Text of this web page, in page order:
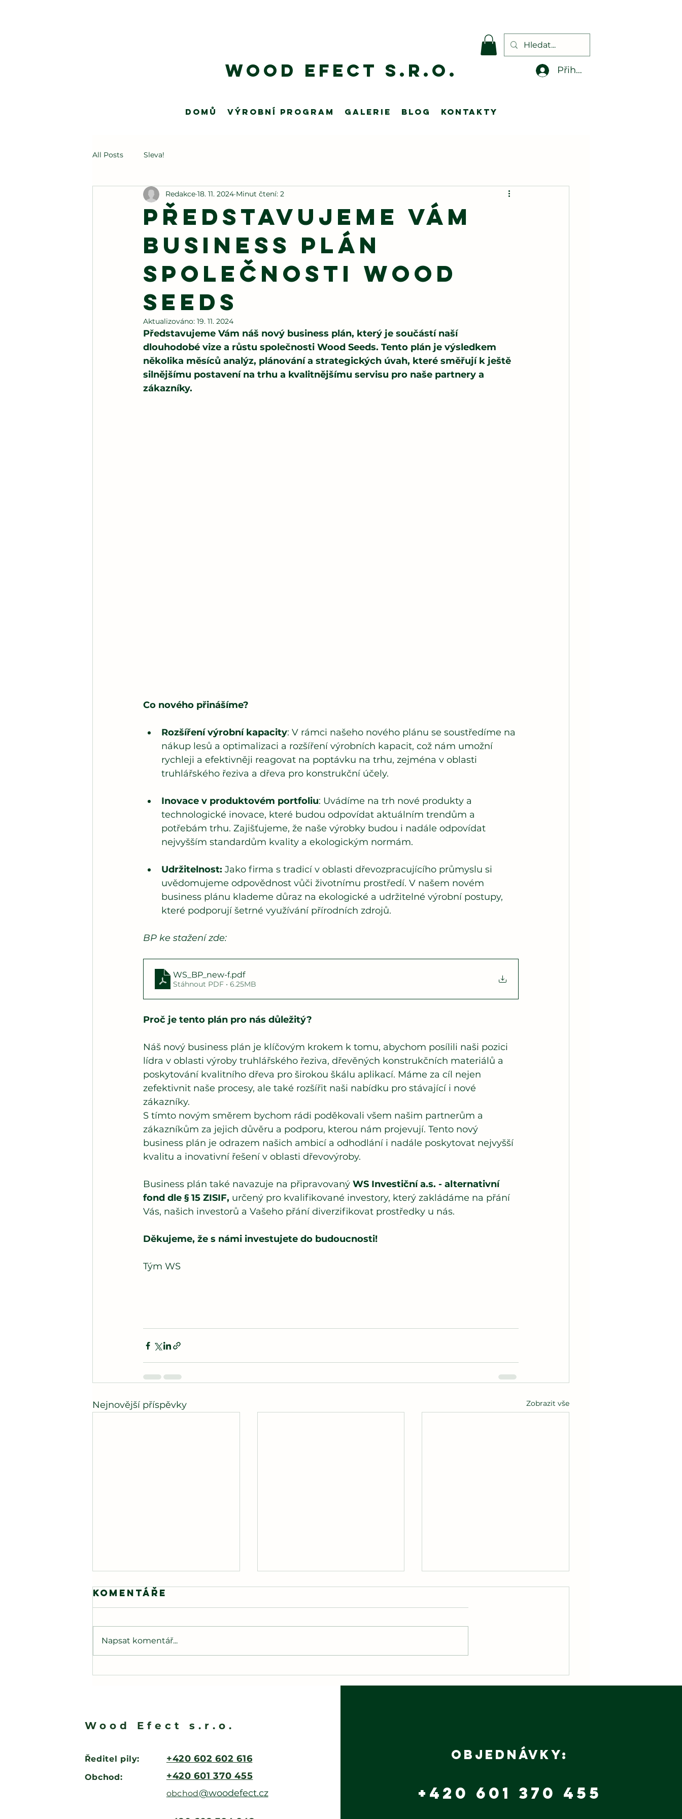
Wood Efect s.r.o. Přihlásit se
Domů VÝROBNÍ program Galerie Blog Kontakty
All Posts Sleva!
Představujeme Vám
business plán
společnosti Wood
Seeds
Redakce 18. 11. 2024 Minut čtení: 2
Aktualizováno: 19. 11. 2024
Představujeme Vám náš nový business plán, který je součástí naší
dlouhodobé vize a růstu společnosti Wood Seeds. Tento plán je výsledkem
několika měsíců analýz, plánování a strategických úvah, které směřují k ještě
silnějšímu postavení na trhu a kvalitnějšímu servisu pro naše partnery a
zákazníky.
Co nového přinášíme?
Rozšíření výrobní kapacity: V rámci našeho nového plánu se soustředíme na
nákup lesů a optimalizaci a rozšíření výrobních kapacit, což nám umožní
rychleji a efektivněji reagovat na poptávku na trhu, zejména v oblasti
truhlářského řeziva a dřeva pro konstrukční účely.
Inovace v produktovém portfoliu: Uvádíme na trh nové produkty a
technologické inovace, které budou odpovídat aktuálním trendům a
potřebám trhu. Zajišťujeme, že naše výrobky budou i nadále odpovídat
nejvyšším standardům kvality a ekologickým normám.
Udržitelnost: Jako firma s tradicí v oblasti dřevozpracujícího průmyslu si
uvědomujeme odpovědnost vůči životnímu prostředí. V našem novém
business plánu klademe důraz na ekologické a udržitelné výrobní postupy,
které podporují šetrné využívání přírodních zdrojů.
BP ke stažení zde:
WS_BP_new-f.pdf
Stáhnout PDF • 6.25MB
Proč je tento plán pro nás důležitý?
Náš nový business plán je klíčovým krokem k tomu, abychom posílili naši pozici
lídra v oblasti výroby truhlářského řeziva, dřevěných konstrukčních materiálů a
poskytování kvalitního dřeva pro širokou škálu aplikací. Máme za cíl nejen
zefektivnit naše procesy, ale také rozšířit naši nabídku pro stávající i nové
zákazníky.
S tímto novým směrem bychom rádi poděkovali všem našim partnerům a
zákazníkům za jejich důvěru a podporu, kterou nám projevují. Tento nový
business plán je odrazem našich ambicí a odhodlání i nadále poskytovat nejvyšší
kvalitu a inovativní řešení v oblasti dřevovýroby.
Business plán také navazuje na připravovaný WS Investiční a.s. - alternativní
fond dle § 15 ZISIF, určený pro kvalifikované investory, který zakládáme na přání
Vás, našich investorů a Vašeho přání diverzifikovat prostředky u nás.
Děkujeme, že s námi investujete do budoucnosti!
Tým WS
Nejnovější příspěvky Zobrazit vše
Výroční zpráva
Hasiči dětem
🌲 Budoucnost
patří
Komentáře
Napsat komentář...
Wood Efect s.r.o.
Ředitel pily:
Obchod:
‭+420 602 602 616‬
‭+420 601 370 455
obchod@woodefect.cz
Objednávky:
+420 601 370 455